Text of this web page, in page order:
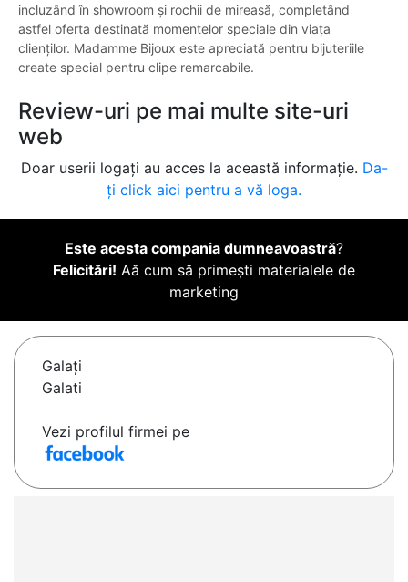
incluzând în showroom și rochii de mireasă, completând
astfel oferta destinată momentelor speciale din viața
clienților. Madamme Bijoux este apreciată pentru bijuteriile
create special pentru clipe remarcabile.
Review-uri pe mai multe site-uri
web
Doar userii logați au acces la această informație. Da-
ți click aici pentru a vă loga.
Este acesta compania dumneavoastră?
Felicitări! Aă cum să primești materialele de
marketing
Galaţi
Galati
Vezi profilul firmei pe